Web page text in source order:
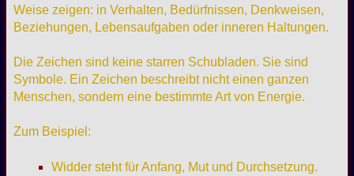
Weise zeigen: in Verhalten, Bedürfnissen, Denkweisen,
Beziehungen, Lebensaufgaben oder inneren Haltungen.
Die Zeichen sind keine starren Schubladen. Sie sind
Symbole. Ein Zeichen beschreibt nicht einen ganzen
Menschen, sondern eine bestimmte Art von Energie.
Zum Beispiel:
Widder steht für Anfang, Mut und Durchsetzung.